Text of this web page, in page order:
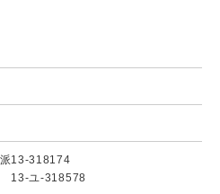
13-318174
13-ユ-318578